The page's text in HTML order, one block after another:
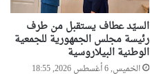
السيّد عطاف يستقبل من طرف
رئيسة مجلس الجمهورية للجمعية
الوطنية البيلاروسية
الخميس, 6 أغسطس 2026, 18:55